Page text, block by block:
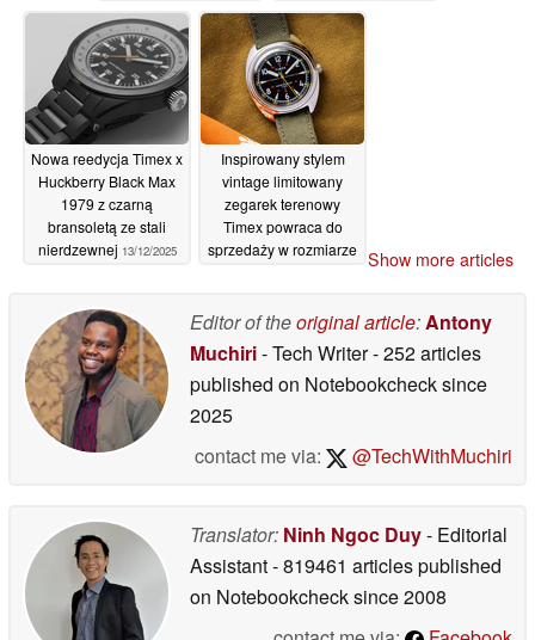
Baby-G03/07/2026
aplikacją Strava
02/07/2026
Nowa reedycja Timex x
Huckberry Black Max
1979 z czarną
bransoletą ze stali
nierdzewnej 13/12/2025
Inspirowany stylem
vintage limitowany
zegarek terenowy
Timex powraca do
sprzedaży w rozmiarze Show more articles
Editor of theoriginal article:Antony
Muchiri- Tech Writer- 252 articles
published on Notebookchecksince
2025
contact me via:
@TechWithMuchiri
Translator: Ninh Ngoc Duy- Editorial
Assistant- 819461 articles published
on Notebookchecksince 2008